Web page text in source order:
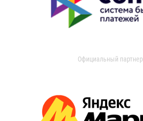
Официальный партнер